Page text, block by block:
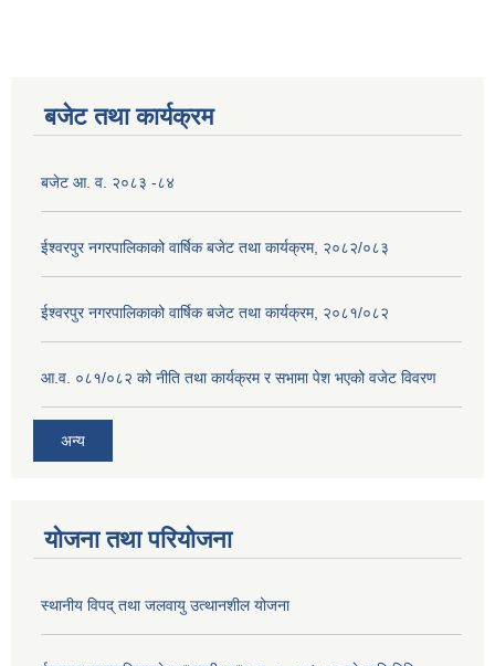
बजेट तथा कार्यक्रम
बजेट आ. व. २०८३ -८४
ईश्वरपुर नगरपालिकाको वार्षिक बजेट तथा कार्यक्रम, २०८२/०८३
ईश्वरपुर नगरपालिकाको वार्षिक बजेट तथा कार्यक्रम, २०८१/०८२
आ.व. ०८१/०८२ को नीति तथा कार्यक्रम र सभामा पेश भएको वजेट विवरण
अन्य
योजना तथा परियोजना
स्थानीय विपद् तथा जलवायु उत्थानशील योजना